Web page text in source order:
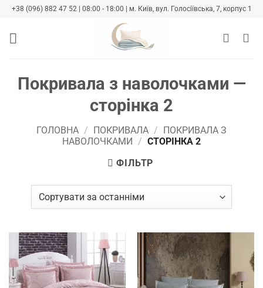
Skip
content
+38 (096) 882 47 52 | 08:00 - 18:00 | м. Київ, вул. Голосіївська, 7, корпус 1
Покривала з наволочками —
сторінка 2
ГОЛОВНА / ПОКРИВАЛА /
ПОКРИВАЛА З
НАВОЛОЧКАМИ
/ СТОРІНКА 2
ФІЛЬТР